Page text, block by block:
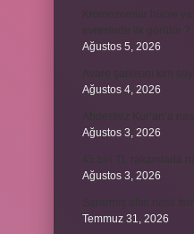
Ağustos 5, 2026
Ağustos 4, 2026
Ağustos 3, 2026
Ağustos 3, 2026
Temmuz 31, 2026